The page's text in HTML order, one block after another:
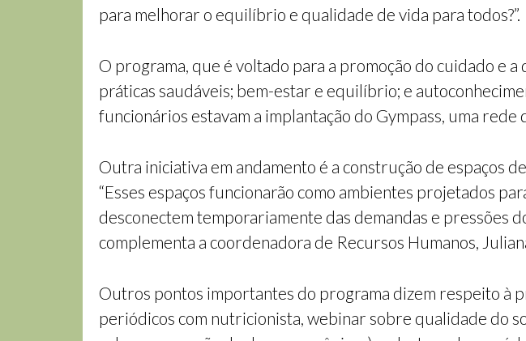
para melhorar o equilíbrio e qualidade de vida para todos?”.
O programa, que é voltado para a promoção do cuidado e
práticas saudáveis; bem-estar e equilíbrio; e
funcionários estavam a implantação do Gympass, uma
Outra iniciativa em andamento é a construção de espaços
“Esses espaços funcionarão como ambientes projetados
desconectem temporariamente das demandas e pressões
complementa a coordenadora de Recursos Humanos,
Outros pontos importantes do programa dizem respeito à
periódicos com nutricionista, webinar sobre qualidade do